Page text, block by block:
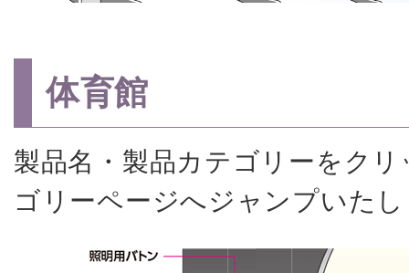
体育館
製品名・製品カテゴリーをク
ゴリーページへジャンプいた